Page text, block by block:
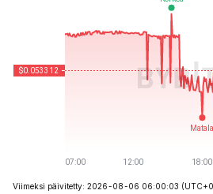
Viimeksi päivitetty: 2026-08-06 06:00:03